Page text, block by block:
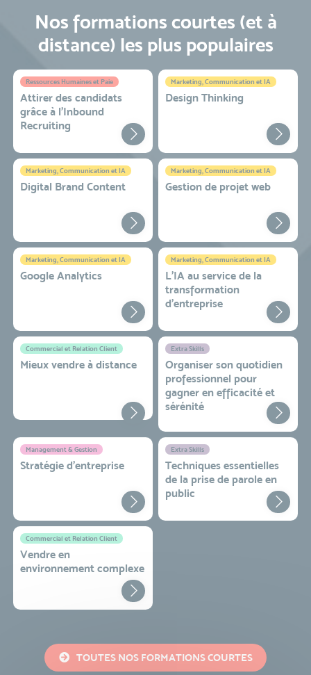
Nos formations courtes (et à
distance) les plus populaires
Ressources Humaines et Paie
Attirer des candidats
grâce à l’Inbound
Recruiting
Marketing, Communication et IA
Design Thinking
Marketing, Communication et IA
Digital Brand Content
Marketing, Communication et IA
Gestion de projet web
Marketing, Communication et IA
Google Analytics
Marketing, Communication et IA
L'IA au service de la
transformation
d'entreprise
Commercial et Relation Client
Mieux vendre à distance
Extra Skills
Organiser son quotidien
professionnel pour
gagner en efficacité et
sérénité
Management & Gestion
Stratégie d’entreprise
Extra Skills
Techniques essentielles
de la prise de parole en
public
Commercial et Relation Client
Vendre en
environnement complexe
TOUTES NOS FORMATIONS COURTES